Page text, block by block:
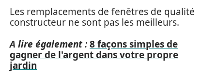
Les remplacements de fenêtres de qualité
constructeur ne sont pas les meilleurs.
A lire également :8 façons simples de
gagner de l'argent dans votre propre
jardin